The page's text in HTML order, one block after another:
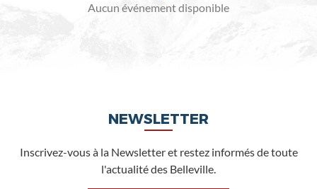
Aucun événement disponible
NEWSLETTER
Inscrivez-vous à la Newsletter et restez informés de toute
l'actualité des Belleville.